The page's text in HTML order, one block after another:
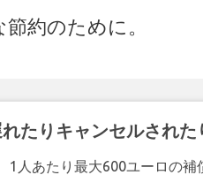
節約のために。
たりキャンセルされた
1人あたり最大600ユーロの補